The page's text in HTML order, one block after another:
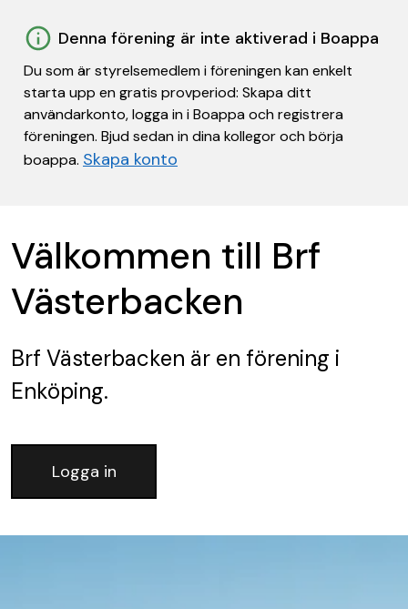
Denna förening är inte aktiverad i Boappa
Du som är styrelsemedlem i föreningen kan enkelt
starta upp en gratis provperiod: Skapa ditt
användarkonto, logga in i Boappa och registrera
föreningen. Bjud sedan in dina kollegor och börja
boappa. Skapa konto
Välkommen till Brf
Västerbacken
Brf Västerbacken är en förening i
Enköping.
Logga in